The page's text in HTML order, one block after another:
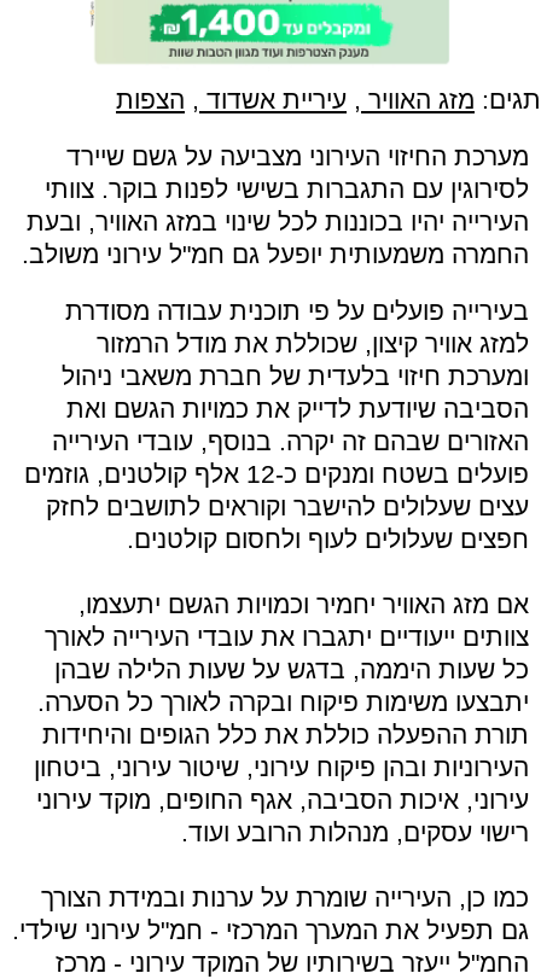
תגים: מזג האוויר , עיריית אשדוד , הצפות
מערכת החיזוי העירוני מצביעה על גשם שיירד
לסירוגין עם התגברות בשישי לפנות בוקר. צוותי
העירייה יהיו בכוננות לכל שינוי במזג האוויר, ובעת
החמרה משמעותית יופעל גם חמ"ל עירוני משולב.
בעירייה פועלים על פי תוכנית עבודה מסודרת
למזג אוויר קיצון, שכוללת את מודל הרמזור
ומערכת חיזוי בלעדית של חברת משאבי ניהול
הסביבה שיודעת לדייק את כמויות הגשם ואת
האזורים שבהם זה יקרה. בנוסף, עובדי העירייה
פועלים בשטח ומנקים כ-12 אלף קולטנים, גוזמים
עצים שעלולים להישבר וקוראים לתושבים לחזק
חפצים שעלולים לעוף ולחסום קולטנים.
אם מזג האוויר יחמיר וכמויות הגשם יתעצמו,
צוותים ייעודיים יתגברו את עובדי העירייה לאורך
כל שעות היממה, בדגש על שעות הלילה שבהן
יתבצעו משימות פיקוח ובקרה לאורך כל הסערה.
תורת ההפעלה כוללת את כלל הגופים והיחידות
העירוניות ובהן פיקוח עירוני, שיטור עירוני, ביטחון
עירוני, איכות הסביבה, אגף החופים, מוקד עירוני
רישוי עסקים, מנהלות הרובע ועוד.
כמו כן, העירייה שומרת על ערנות ובמידת הצורך
גם תפעיל את המערך המרכזי - חמ"ל עירוני שילדי.
החמ"ל ייעזר בשירותיו של המוקד עירוני - מרכז